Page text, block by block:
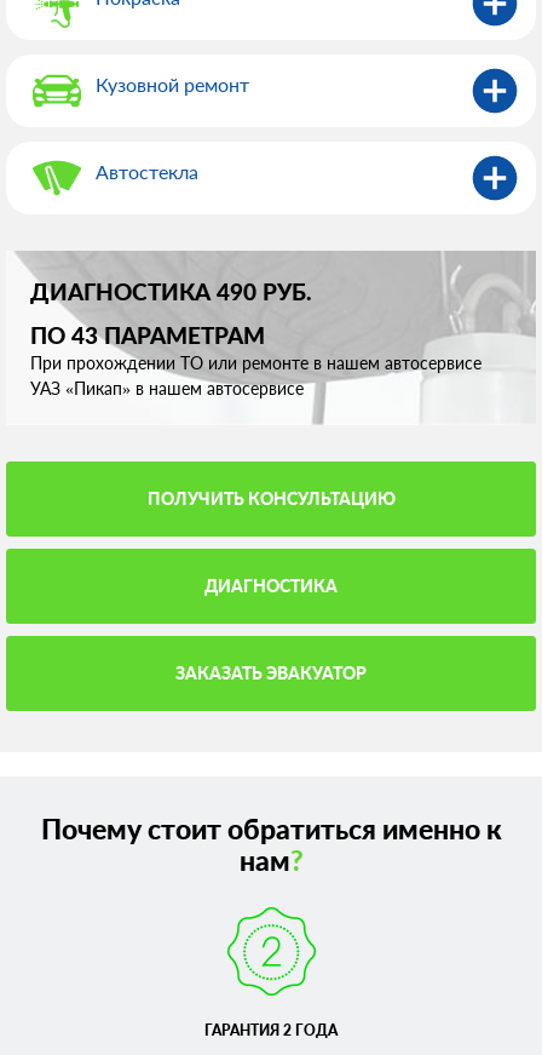
Кузовной ремонт
Автостекла
ДИАГНОСТИКА 490 РУБ.
ПО 43 ПАРАМЕТРАМ
При прохождении ТО или ремонте в нашем автосервисе
УАЗ «Пикап» в нашем автосервисе
ПОЛУЧИТЬ КОНСУЛЬТАЦИЮ
ДИАГНОСТИКА
ЗАКАЗАТЬ ЭВАКУАТОР
Почему стоит обратиться именно к
нам?
ГАРАНТИЯ 2 ГОДА